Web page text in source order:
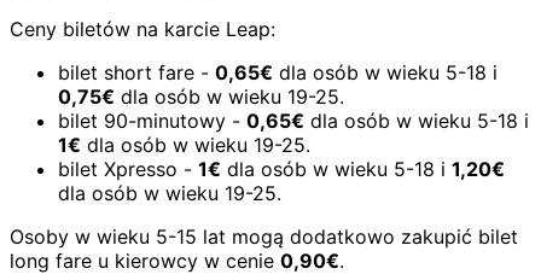
Ceny biletów na karcie Leap:
bilet short fare - 0,65€ dla osób w wieku 5-18 i
0,75€ dla osób w wieku 19-25.
bilet 90-minutowy - 0,65€ dla osób w wieku 5-18 i
1€ dla osób w wieku 19-25.
bilet Xpresso - 1€ dla osób w wieku 5-18 i 1,20€
dla osób w wieku 19-25.
Osoby w wieku 5-15 lat mogą dodatkowo zakupić bilet
long fare u kierowcy w cenie 0,90€.